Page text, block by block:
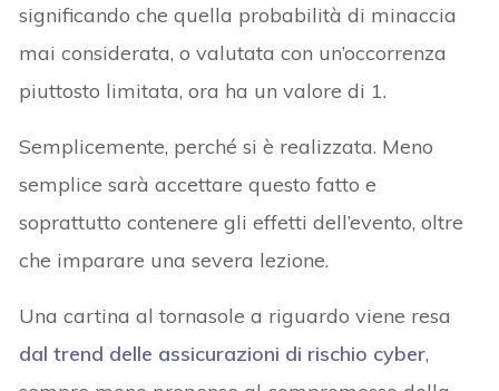
significando che quella probabilità di minaccia
mai considerata, o valutata con un’occorrenza
piuttosto limitata, ora ha un valore di 1.
Semplicemente, perché si è realizzata. Meno
semplice sarà accettare questo fatto e
soprattutto contenere gli effetti dell’evento, oltre
che imparare una severa lezione.
Una cartina al tornasole a riguardo viene resa
dal trend delle assicurazioni di rischio cyber,